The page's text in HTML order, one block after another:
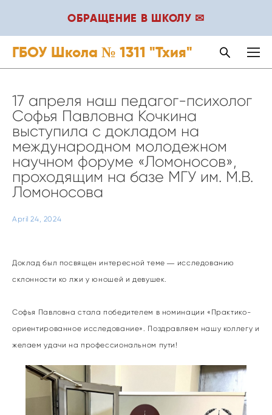
ОБРАЩЕНИЕ В ШКОЛУ ✉
ГБОУ Школа № 1311 "Тхия"
April 24, 2024
17 апреля наш педагог-психолог
Софья Павловна Кочкина
выступила с докладом на
международном молодежном
научном форуме «Ломоносов»,
проходящим на базе МГУ им. М.В.
Ломоносова
Доклад был посвящен интересной теме ― исследованию
склонности ко лжи у юношей и девушек.
Софья Павловна стала победителем в номинации «Практико-
ориентированное исследование». Поздравляем нашу коллегу и
желаем удачи на профессиональном пути!